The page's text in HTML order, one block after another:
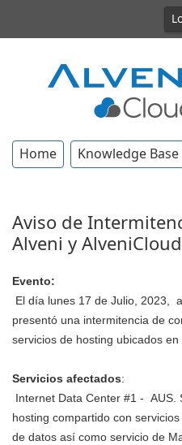
Home Knowledge Base
Aviso de
Alveni y AlveniCloud
Evento:
El día lunes 17 de Julio, 2023,
presentó una intermitencia de
servicios de hosting ubicados
Servicios afectados:
Internet Data Center #1 - AUS.
hosting compartido con
de datos así como servicio de